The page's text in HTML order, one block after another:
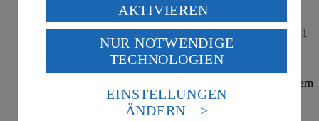
Knoblauch pressen. Zitrone heiß abspülen und Schale
abreiben. Beides mit den anderen Marinadenzutaten
verrühren. Kaninchen in den Marinadenzutaten mindestens 1
Stunde, besser über Nacht marinieren.
und Paprika in Streifen schneiden. Zusammen mit den Kapern
in die Auflaufform schichten. Kaninchen aus der Marinade
nehmen und mit Küchenkrepp trocken tupfen. Marinade zu
Verarbeitung deiner personenbezogenen Daten in den
USA durch Facebook und YouTube:
Wenn du auf „Aktivieren“ klickst, willigst du im Sinne
des Art. 49 Abs. 1 Satz 1 lit. a) DSGVO ein, dass deine
Daten in den USA verarbeitet werden. Der EuGH sieht
die USA als Land mit einem nach europäischen
Standards nicht angemessenen Datenschutzniveau an.
Es besteht das Risiko eines Zugriffs durch US-
AKTIVIEREN
NUR NOTWENDIGE
TECHNOLOGIEN
EINSTELLUNGEN
ÄNDERN